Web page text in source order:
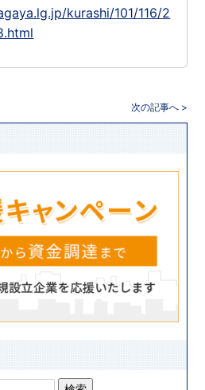
kurashi/101/116/2
次の記事へ >